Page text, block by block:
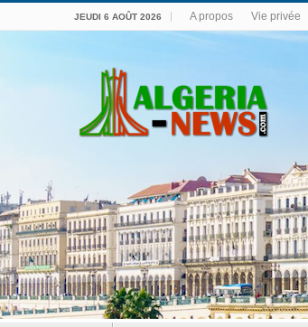
JEUDI 6 AOÛT 2026 A propos Vie privée